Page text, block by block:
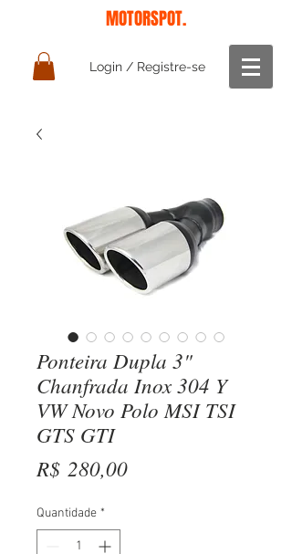
MOTORSPOT.
Login / Registre-se
Ponteira Dupla 3"
Chanfrada Inox 304 Y
VW Novo Polo MSI TSI
GTS GTI
R$ 280,00Preço
Quantidade *